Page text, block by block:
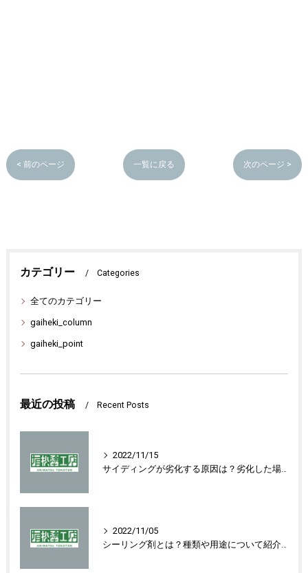
< 前のページ 一覧に戻る 次のページ >
カテゴリー Categories
全てのカテゴリー
gaiheki_column
gaiheki_point
最近の投稿 Recent Posts
2022/11/15
サイディングが劣化する原因は？劣化した場合の対処法を紹介します！
2022/11/05
シーリング剤とは？種類や用途について紹介します！